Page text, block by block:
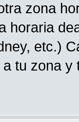
zona
horaria
etc.)
tu zona